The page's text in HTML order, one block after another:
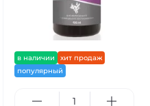
в наличии
хит продаж
популярный